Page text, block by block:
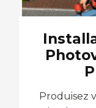
Produisez